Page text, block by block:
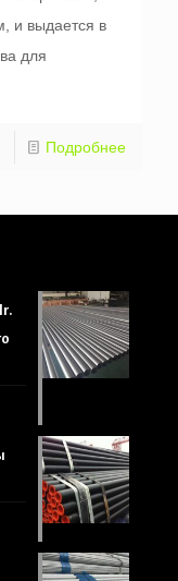
и выдается в
для
Подробнее